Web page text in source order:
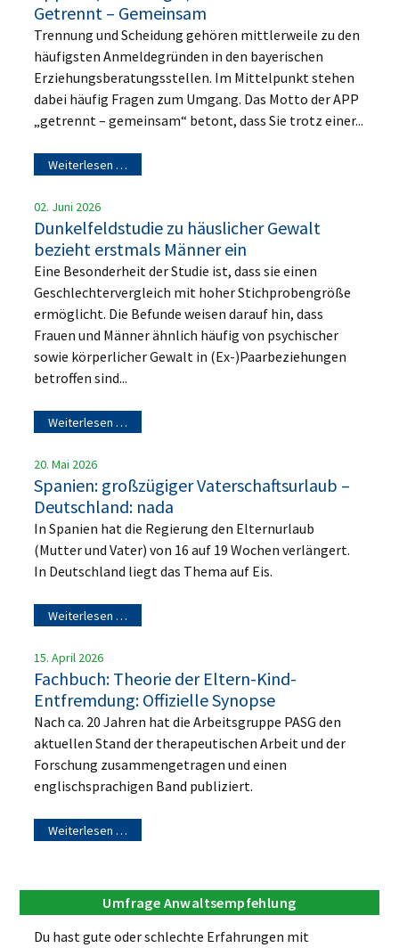
Getrennt – Gemeinsam
Trennung und Scheidung gehören mittlerweile zu den
häufigsten Anmeldegründen in den bayerischen
Erziehungsberatungsstellen. Im Mittelpunkt stehen
dabei häufig Fragen zum Umgang. Das Motto der APP
„getrennt – gemeinsam“ betont, dass Sie trotz einer...
Weiterlesen …
02. Juni 2026
Dunkelfeldstudie zu häuslicher Gewalt
bezieht erstmals Männer ein
Eine Besonderheit der Studie ist, dass sie einen
Geschlechtervergleich mit hoher Stichprobengröße
ermöglicht. Die Befunde weisen darauf hin, dass
Frauen und Männer ähnlich häufig von psychischer
sowie körperlicher Gewalt in (Ex-)Paarbeziehungen
betroffen sind...
Weiterlesen …
20. Mai 2026
Spanien: großzügiger Vaterschaftsurlaub –
Deutschland: nada
In Spanien hat die Regierung den Elternurlaub
(Mutter und Vater) von 16 auf 19 Wochen verlängert.
In Deutschland liegt das Thema auf Eis.
Weiterlesen …
15. April 2026
Fachbuch: Theorie der Eltern-Kind-
Entfremdung: Offizielle Synopse
Nach ca. 20 Jahren hat die Arbeitsgruppe PASG den
aktuellen Stand der therapeutischen Arbeit und der
Forschung zusammengetragen und einen
englischsprachigen Band publiziert.
Weiterlesen …
Umfrage Anwaltsempfehlung
Du hast gute oder schlechte Erfahrungen mit